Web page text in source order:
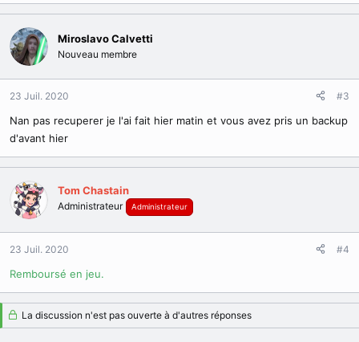
a
c
t
i
s
:
Miroslavo Calvetti
Nouveau membre
23 Juil. 2020 #3
Nan pas recuperer je l'ai fait hier matin et vous avez pris un backup
d'avant hier
Tom Chastain
Administrateur Administrateur
23 Juil. 2020 #4
Remboursé en jeu.
La discussion n'est pas ouverte à d'autres réponses